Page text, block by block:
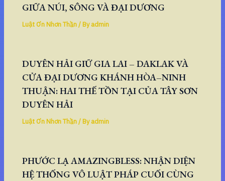
GIỮA NÚI, SÔNG VÀ ĐẠI DƯƠNG
Luật Ơn Nhơn Thần/ Byadmin
DUYÊN HẢI GIỮ GIA LAI – DAKLAK VÀ
CỬA ĐẠI DƯƠNG KHÁNH HÒA–NINH
THUẬN: HAI THẾ TỒN TẠI CỦA TÂY SƠN
DUYÊN HẢI
Luật Ơn Nhơn Thần/ Byadmin
PHƯỚC LẠ AMAZINGBLESS: NHẬN DIỆN
HỆ THỐNG VÔ LUẬT PHÁP CUỐI CÙNG